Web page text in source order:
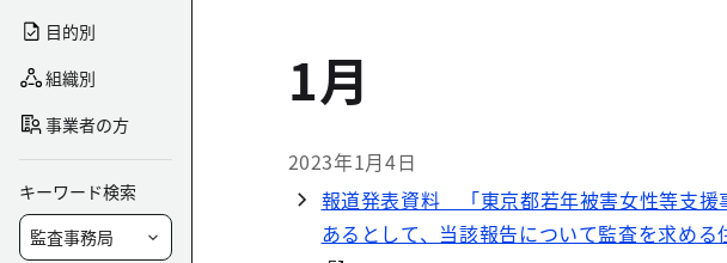
目的別
組織別
事業者の方
キーワード検索
1月
2023年1月4日
報道発表資料 「東京都若年被害女性等支援
あるとして、当該報告について監査を求め